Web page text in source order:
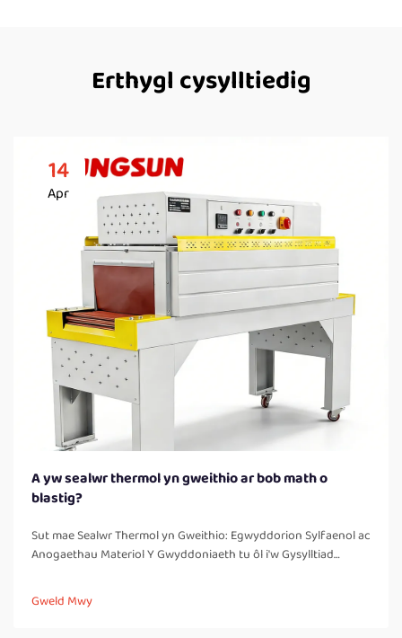
Erthygl cysylltiedig
14
Apr
A yw sealwr thermol yn gweithio ar bob math o
blastig?
Sut mae Sealwr Thermol yn Gweithio: Egwyddorion Sylfaenol ac
Anogaethau Materiol Y Gwyddoniaeth tu ôl i'w Gysylltiad
ddibynadwy Mae sealwyr thermol yn gweithio trwy greu
cysylltiadau cryf, heb waelod, trwy lechu a chyfuno materion
Gweld Mwy